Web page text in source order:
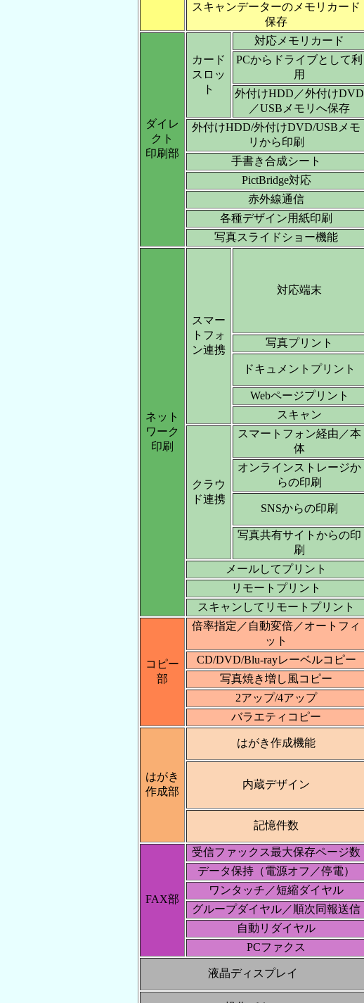
スキャンデーターのメモリカード
保存
ダイレ
クト
印刷部
カード
スロッ
ト
対応メモリカード
PCからドライブとして利
用
外付けHDD／外付けDVD
／USBメモリへ保存
外付けHDD/外付けDVD/USBメモ
リから印刷
手書き合成シート
PictBridge対応
赤外線通信
各種デザイン用紙印刷
写真スライドショー機能
ネット
ワーク
印刷
スマー
トフォ
ン連携
対応端末
写真プリント
ドキュメントプリント
Webページプリント
スキャン
クラウ
ド連携
スマートフォン経由／本
体
オンラインストレージか
らの印刷
SNSからの印刷
写真共有サイトからの印
刷
メールしてプリント
リモートプリント
スキャンしてリモートプリント
コピー
部
倍率指定／自動変倍／オートフィ
ット
CD/DVD/Blu-rayレーベルコピー
写真焼き増し風コピー
2アップ/4アップ
バラエティコピー
はがき
作成部
はがき作成機能
内蔵デザイン
記憶件数
FAX部
受信ファックス最大保存ページ数
データ保持（電源オフ／停電）
ワンタッチ／短縮ダイヤル
グループダイヤル／順次同報送信
自動リダイヤル
PCファクス
液晶ディスプレイ